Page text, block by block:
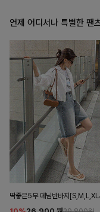
언제 어디서나 특별한 팬
딱좋은5부 데님반바지[S,M,L,XL